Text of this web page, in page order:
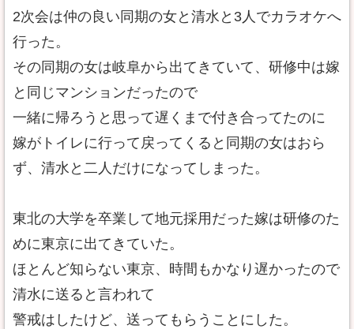
2次会は仲の良い同期の女と清水と3人でカラオケへ
行った。
その同期の女は岐阜から出てきていて、研修中は嫁
と同じマンションだったので
一緒に帰ろうと思って遅くまで付き合ってたのに
嫁がトイレに行って戻ってくると同期の女はおら
ず、清水と二人だけになってしまった。
東北の大学を卒業して地元採用だった嫁は研修のた
めに東京に出てきていた。
ほとんど知らない東京、時間もかなり遅かったので
清水に送ると言われて
警戒はしたけど、送ってもらうことにした。